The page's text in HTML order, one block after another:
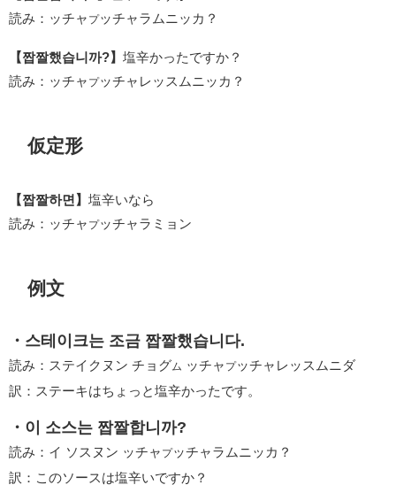
読み：ッチャ プッチャラムニッカ？
【짭짤했습니까?】 塩辛かったですか？
読み：ッチャ プッチャレッスムニッカ？
仮定形
【짭짤하면】 塩辛いなら
読み：ッチャ プッチャラミョン
例文
・스테이크는 조금 짭짤했습니다.
読み：ステイクヌン チョグム ッチャ プッチャレッスムニダ
訳：ステーキはちょっと塩辛かったです。
・이 소스는 짭짤합니까?
読み：イ ソスヌン ッチャ プッチャラムニッカ？
訳：このソースは塩辛いですか？